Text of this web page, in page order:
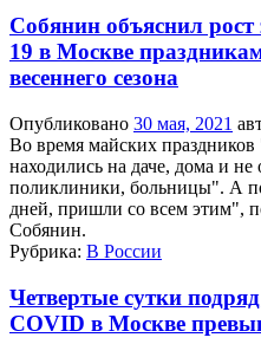
Собянин объяснил
19 в Москве
весеннего сезона
Опубликовано 30 мая, 2021
Во время майских
находились на даче, дома и не
поликлиники, больницы". А
дней, пришли со всем этим",
Собянин.
Рубрика: В России
Четвертые сутки
COVID в Москве